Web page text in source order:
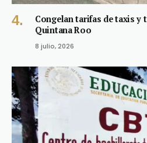
Congelan tarifas de taxis
Quintana Roo
8 julio, 2026